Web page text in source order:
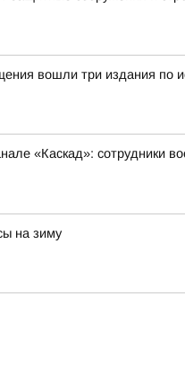
вошли три издания по
«Каскад»: сотрудники
на зиму